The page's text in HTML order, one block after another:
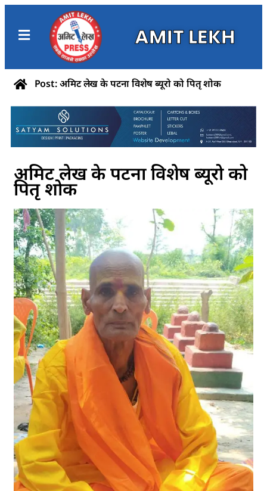
AMIT LEKH
Post: अमिट लेख के पटना विशेष ब्यूरो को पितृ शोक
अमिट लेख के पटना विशेष ब्यूरो को
पितृ शोक